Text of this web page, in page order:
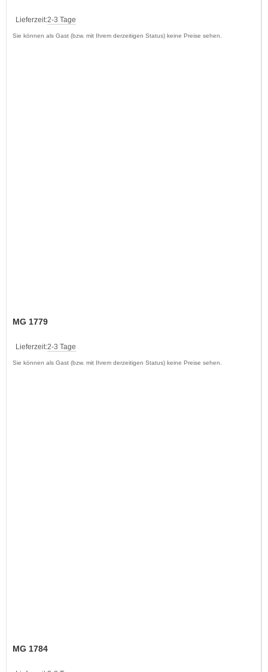
Lieferzeit:2-3 Tage
Sie können als Gast (bzw. mit Ihrem derzeitigen Status) keine Preise sehen.
MG 1779
Lieferzeit:2-3 Tage
Sie können als Gast (bzw. mit Ihrem derzeitigen Status) keine Preise sehen.
MG 1784